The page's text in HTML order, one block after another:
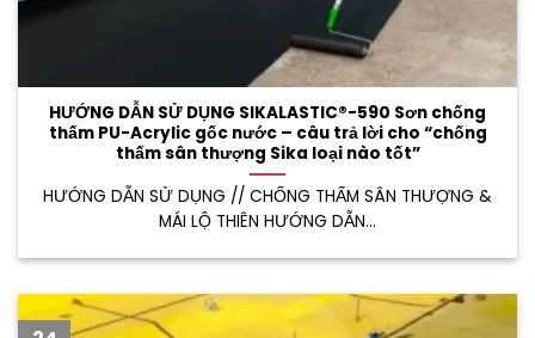
HƯỚNG DẪN SỬ DỤNG SIKALASTIC®-590 Sơn chống
thấm PU-Acrylic gốc nước – câu trả lời cho “chống
thấm sân thượng Sika loại nào tốt”
HƯỚNG DẪN SỬ DỤNG // CHỐNG THẤM SÂN THƯỢNG &
MÁI LỘ THIÊN HƯỚNG DẪN...